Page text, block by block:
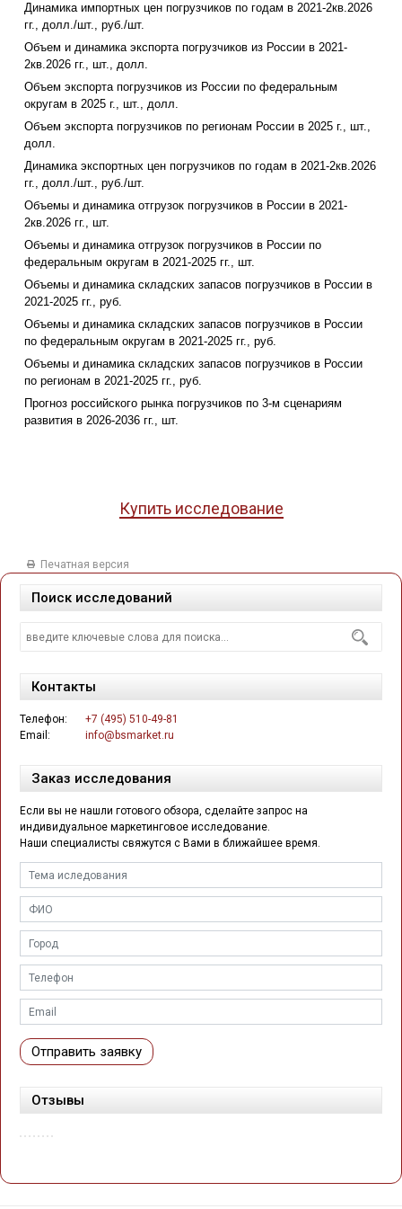
Динамика импортных цен погрузчиков по годам в 2021-2кв.2026
гг., долл./шт., руб./шт.
Объем и динамика экспорта погрузчиков из России в 2021-
2кв.2026 гг., шт., долл.
Объем экспорта погрузчиков из России по федеральным
округам в 2025 г., шт., долл.
Объем экспорта погрузчиков по регионам России в 2025 г., шт.,
долл.
Динамика экспортных цен погрузчиков по годам в 2021-2кв.2026
гг., долл./шт., руб./шт.
Объемы и динамика отгрузок погрузчиков в России в 2021-
2кв.2026 гг., шт.
Объемы и динамика отгрузок погрузчиков в России по
федеральным округам в 2021-2025 гг., шт.
Объемы и динамика складских запасов погрузчиков в России в
2021-2025 гг., руб.
Объемы и динамика складских запасов погрузчиков в России
по федеральным округам в 2021-2025 гг., руб.
Объемы и динамика складских запасов погрузчиков в России
по регионам в 2021-2025 гг., руб.
Прогноз российского рынка погрузчиков по 3-м сценариям
развития в 2026-2036 гг., шт.
Купить исследование
Печатная версия
Поиск исследований
Контакты
Телефон:
+7 (495) 510-49-81
Email:
info@bsmarket.ru
Заказ исследования
Если вы не нашли готового обзора, сделайте запрос на
индивидуальное маркетинговое исследование.
Наши специалисты свяжутся с Вами в ближайшее время.
Отправить заявку
Отзывы